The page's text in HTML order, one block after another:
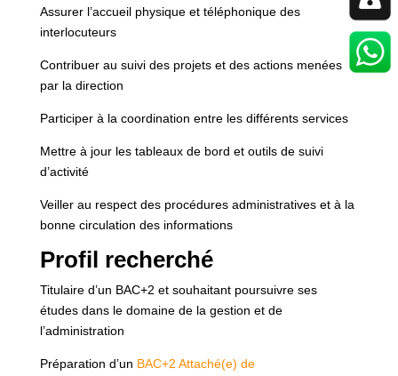
Assurer l’accueil physique et téléphonique des
interlocuteurs
Contribuer au suivi des projets et des actions menées
par la direction
Participer à la coordination entre les différents services
Mettre à jour les tableaux de bord et outils de suivi
d’activité
Veiller au respect des procédures administratives et à la
bonne circulation des informations
Profil recherché
Titulaire d’un BAC+2 et souhaitant poursuivre ses
études dans le domaine de la gestion et de
l’administration
Préparation d’un BAC+2 Attaché(e) de